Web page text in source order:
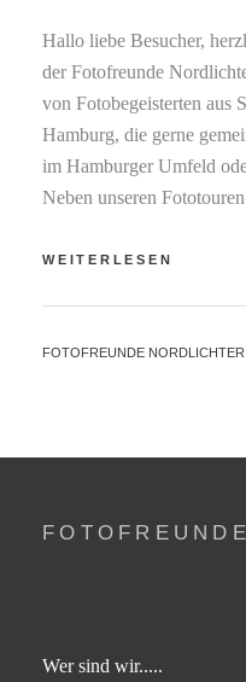
Hallo liebe Besucher,
der Fotofreunde
von Fotobegeisterten aus
Hamburg, die gerne
im Hamburger Umfeld
Neben unseren
WEITERLESEN
WIR……
BY
FOTOFREUNDE NORDLICHTER
Wer sind wir.....